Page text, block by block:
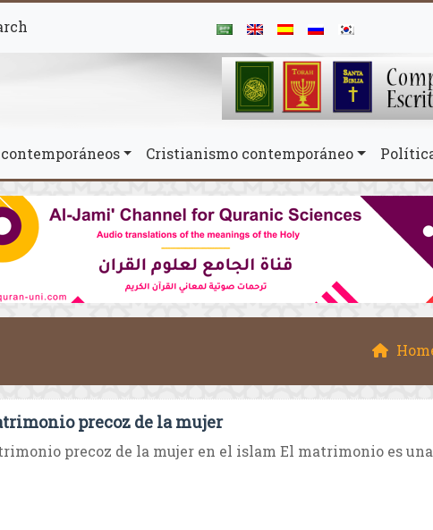
Cristianismo contemporáneo
precoz de la mujer
precoz de la mujer en el islam El matrimonio es